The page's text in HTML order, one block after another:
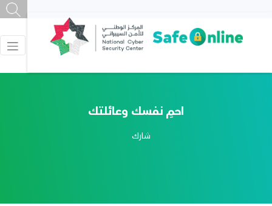
احمِ نفسك وعائلتك
شارك